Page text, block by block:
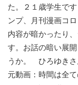
た。２１歳学生で
ンプ、月刊漫画コ
内容が暗かったり
す。お話の暗い展
うか。 ひろゆきさ
元動画：時間は全